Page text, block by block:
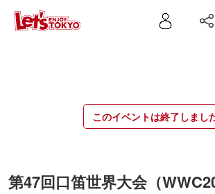
このイベントは終了しまし
第47回口笛世界大会（